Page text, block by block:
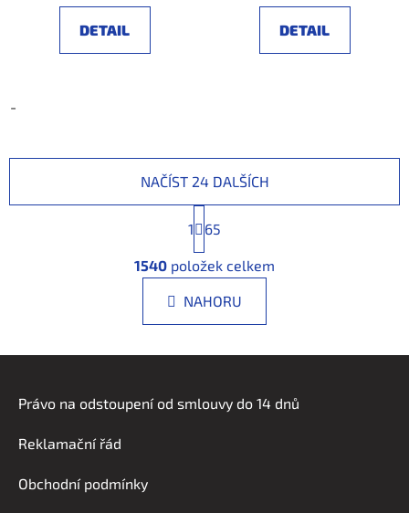
DETAIL
-
DETAIL
O
v
á
d
a
p
NAČÍST 24 DALŠÍCH
S
t
r
á
n
k
á
1 65
1540 položek celkem
NAHORU
Právo na odstoupení od smlouvy do 14 dnů
Reklamační řád
Obchodní podmínky